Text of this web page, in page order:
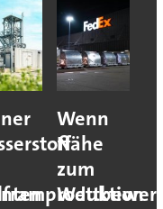
Wenn
Nähe
zum